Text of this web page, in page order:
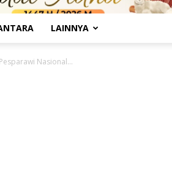
LAINNYA
Nasional...